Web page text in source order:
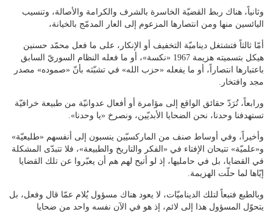
وثانياً، هناك ربط القضيّة الخاسرة بالشرف والكرامة والأصالة، وتنسيب
اليائسين منها ومن انتصارها المزعوم إلى العار المدمّج بالخيانة،
أمّا ثالثاً فتشتغل ديناميّة التخفيف أو الإنكار، على ما فعل محمّد حسنين
هيكل بتسميته هزيمة 1967 «نكسة»، أو ما فعله النظام السوريّ السابق
باعتبارها انتصاراً، أو ما يفعله «حزب الله» في تشبّثه بأنّ «صموده» مصدر
مجد وافتخار.
ورابعاً، تُرَدّ حقائق الواقع إلى مؤامرة أو أفعال عدوانيّة من طبيعة خرافيّة
تستهدفنا وحدنا، نحن الضحايا الأبديّين، ونصرخ «يا وحدنا».
وأخيراً، وفي أوساط صنف من الماركسيّين ينسبون إلى أنفسهم «طليعيّة»
و«علميّة» تتيحان الإفتاء في «الفكر والتاريخ والطبيعة»، فلا تتبدّى المشكلة
في القضايا، بل في حامليها، إذ لو أتيح لهم هم أن يعبّروا عن تلك القضايا
إيّاها لما حلّت الهزيمة.
وبالطبع فتبعاً لتلك الديناميّات، لا يعود هناك مسؤول يُلام عمّا قال وفعل، بل
يتحوّل المسؤول هذا إلى لائم، إذ هو في الآن نفسه واحد من ضحايا